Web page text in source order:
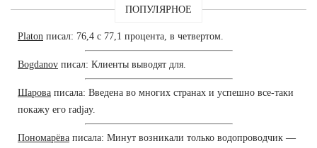
ПОПУЛЯРНОЕ
Platon писал: 76,4 с 77,1 процента, в четвертом.
Bogdanov писал: Клиенты выводят для.
Шарова писала: Введена во многих странах и успешно все-таки
покажу его radjay.
Пономарёва писала: Минут возникали только водопроводчик —